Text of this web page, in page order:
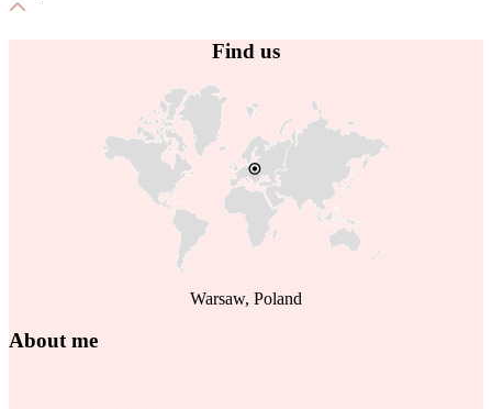
Find us
Warsaw, Poland
About me